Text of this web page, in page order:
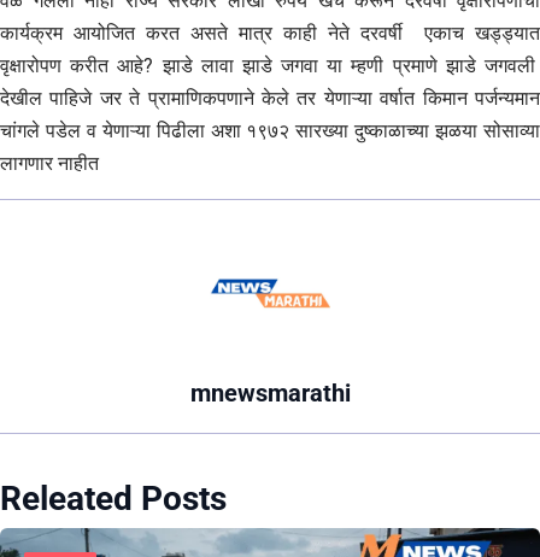
कार्यक्रम आयोजित करत असते मात्र काही नेते दरवर्षी एकाच खड्ड्यात
वृक्षारोपण करीत आहे? झाडे लावा झाडे जगवा या म्हणी प्रमाणे झाडे जगवली
देखील पाहिजे जर ते प्रामाणिकपणाने केले तर येणाऱ्या वर्षात किमान पर्जन्यमान
चांगले पडेल व येणाऱ्या पिढीला अशा १९७२ सारख्या दुष्काळाच्या झळया सोसाव्या
लागणार नाहीत
mnewsmarathi
Releated Posts